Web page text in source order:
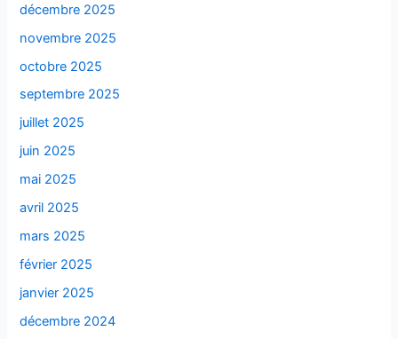
décembre 2025
novembre 2025
octobre 2025
septembre 2025
juillet 2025
juin 2025
mai 2025
avril 2025
mars 2025
février 2025
janvier 2025
décembre 2024